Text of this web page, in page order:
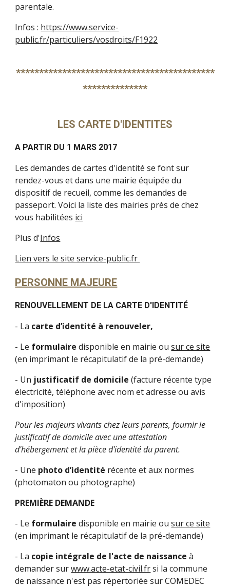
parentale.
Infos : https://www.service-
public.fr/particuliers/vosdroits/F1922
*******************************************
**************
LES CARTE D'IDENTITES
A PARTIR DU 1 MARS 2017
Les demandes de cartes d'identité se font sur
rendez-vous et dans une mairie équipée du
dispositif de recueil, comme les demandes de
passeport. Voici la liste des mairies près de chez
vous habilitées ici
Plus d'Infos
Lien vers le site service-public.fr
PERSONNE MAJEURE
RENOUVELLEMENT DE LA CARTE D'IDENTITÉ
- La carte d’identité à renouveler,
- Le formulaire disponible en mairie ousur ce site
(en imprimant le récapitulatif de la pré-demande)
- Un justificatif de domicile (facture récente type
électricité, téléphone avec nom et adresse ou avis
d'imposition)
Pour les majeurs vivants chez leurs parents, fournir le
justificatif de domicile avec une attestation
d'hébergement et la pièce d'identité du parent.
- Une photo d’identité récente et aux normes
(photomaton ou photographe)
PREMIÈRE DEMANDE
- Le formulaire disponible en mairie ousur ce site
(en imprimant le récapitulatif de la pré-demande)
- La copie intégrale de l'acte de naissance à
demander surwww.acte-etat-civil.frsi la commune
de naissance n'est pas répertoriée sur COMEDEC